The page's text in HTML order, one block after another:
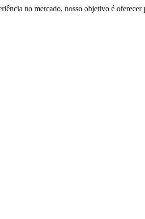
no mercado, nosso objetivo é oferecer